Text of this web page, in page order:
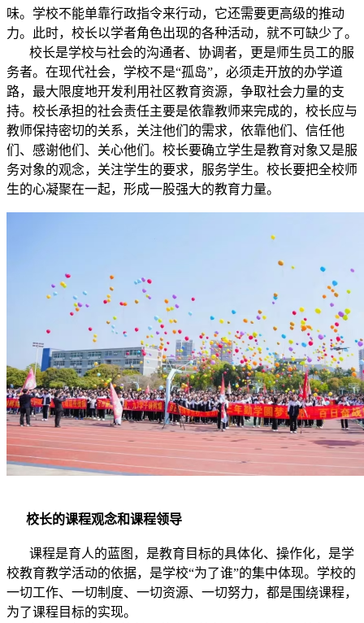
味。学校不能单靠行政指令来行动，它还需要更高级的推动
力。此时，校长以学者角色出现的各种活动，就不可缺少了。
校长是学校与社会的沟通者、协调者，更是师生员工的服
务者。在现代社会，学校不是“孤岛”，必须走开放的办学道
路，最大限度地开发利用社区教育资源，争取社会力量的支
持。校长承担的社会责任主要是依靠教师来完成的，校长应与
教师保持密切的关系，关注他们的需求，依靠他们、信任他
们、感谢他们、关心他们。校长要确立学生是教育对象又是服
务对象的观念，关注学生的要求，服务学生。校长要把全校师
生的心凝聚在一起，形成一股强大的教育力量。
校长的课程观念和课程领导
课程是育人的蓝图，是教育目标的具体化、操作化，是学
校教育教学活动的依据，是学校“为了谁”的集中体现。学校的
一切工作、一切制度、一切资源、一切努力，都是围绕课程，
为了课程目标的实现。